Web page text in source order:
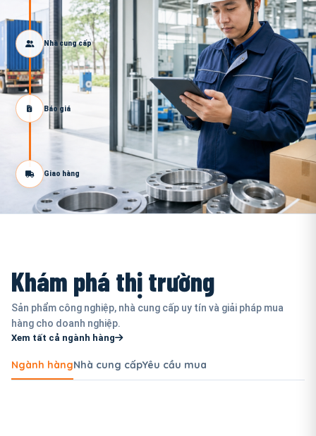
Nhà cung cấp
Báo giá
Giao hàng
Khám phá thị trường
Sản phẩm công nghiệp, nhà cung cấp uy tín và giải pháp mua
hàng cho doanh nghiệp.
Xem tất cả ngành hàng
Ngành hàngNhà cung cấpYêu cầu mua